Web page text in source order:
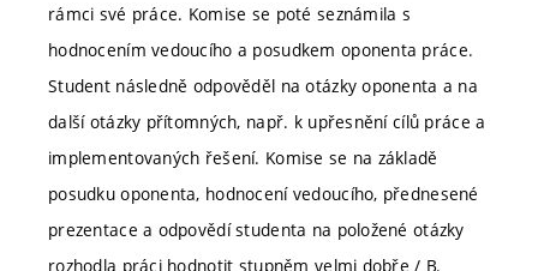
rámci své práce. Komise se poté seznámila s
hodnocením vedoucího a posudkem oponenta práce.
Student následně odpověděl na otázky oponenta a na
další otázky přítomných, např. k upřesnění cílů práce a
implementovaných řešení. Komise se na základě
posudku oponenta, hodnocení vedoucího, přednesené
prezentace a odpovědí studenta na položené otázky
rozhodla práci hodnotit stupněm velmi dobře / B.